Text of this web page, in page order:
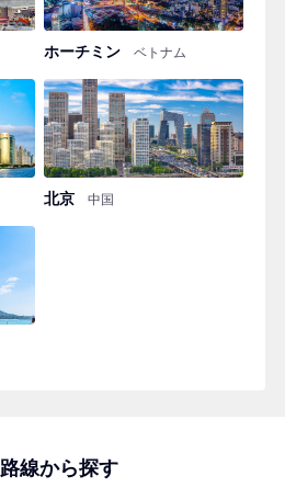
ホーチミン ベトナム
北京 中国
路線から探す